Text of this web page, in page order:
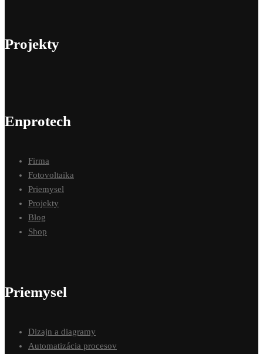
Projekty
Enprotech
Firma
Fotovoltaika
Priemysel
Projekty
Blog
Shop
Priemysel
Dizajn a diagramy
Automatizácia procesov